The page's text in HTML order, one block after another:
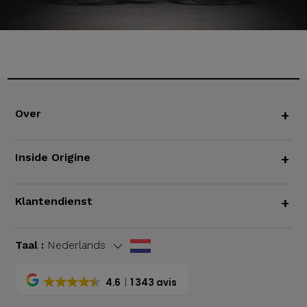
Over +
Inside Origine +
Klantendienst +
Taal : Nederlands
4.6 1 343 avis